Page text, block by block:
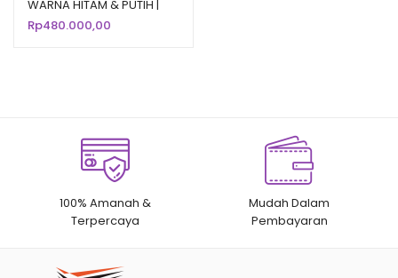
berdasarka
npenilaian
WARNA HITAM & PUTIH |
Rak Galon Aqua Air Minum
Mineral
Rp480.000,00
100% Amanah &
Terpercaya
Mudah Dalam
Pembayaran